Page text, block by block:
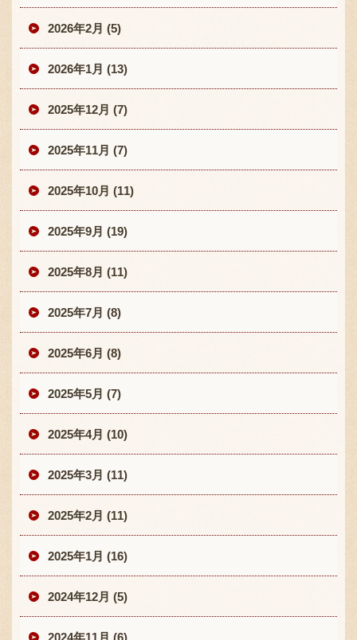
2026年2月 (5)
2026年1月 (13)
2025年12月 (7)
2025年11月 (7)
2025年10月 (11)
2025年9月 (19)
2025年8月 (11)
2025年7月 (8)
2025年6月 (8)
2025年5月 (7)
2025年4月 (10)
2025年3月 (11)
2025年2月 (11)
2025年1月 (16)
2024年12月 (5)
2024年11月 (6)